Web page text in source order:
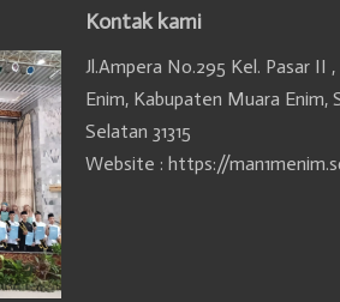
Kontak kami
Jl.Ampera No.295 Kel. Pasar II
Enim, Kabupaten Muara Enim,
Selatan 31315
Website : https://